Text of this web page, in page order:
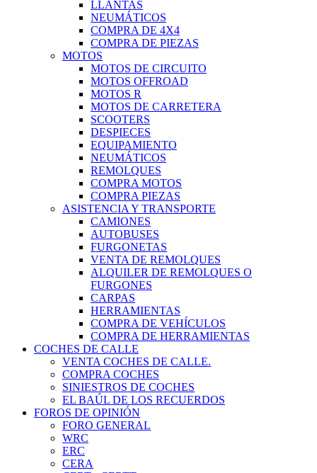
LLANTAS
NEUMÁTICOS
COMPRA DE 4X4
COMPRA DE PIEZAS
MOTOS
MOTOS DE CIRCUITO
MOTOS OFFROAD
MOTOS R
MOTOS DE CARRETERA
SCOOTERS
DESPIECES
EQUIPAMIENTO
NEUMÁTICOS
REMOLQUES
COMPRA MOTOS
COMPRA PIEZAS
ASISTENCIA Y TRANSPORTE
CAMIONES
AUTOBUSES
FURGONETAS
VENTA DE REMOLQUES
ALQUILER DE REMOLQUES O
FURGONES
CARPAS
HERRAMIENTAS
COMPRA DE VEHÍCULOS
COMPRA DE HERRAMIENTAS
COCHES DE CALLE
VENTA COCHES DE CALLE.
COMPRA COCHES
SINIESTROS DE COCHES
EL BAÚL DE LOS RECUERDOS
FOROS DE OPINIÓN
FORO GENERAL
WRC
ERC
CERA